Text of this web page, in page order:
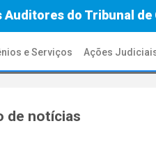
Auditores do Tribunal de
e Serviços Ações
de notícias